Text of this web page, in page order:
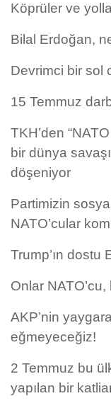
Köprüler ve
Bilal Erdoğan,
Devrimci bir sol
15 Temmuz
TKH’den
bir dünya
döşeniyor
Partimizin
NATO’cular
Trump’ın dostu
Onlar
AKP’nin
eğmeyeceğiz!
2 Temmuz bu
yapılan bir